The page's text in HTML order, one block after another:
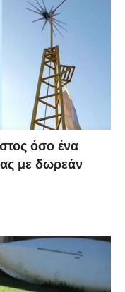
όσο ένα
με δωρεάν